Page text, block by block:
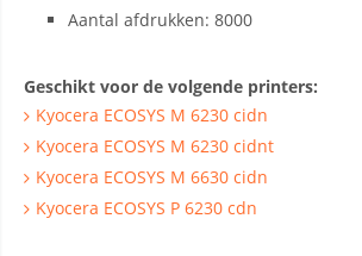
Aantal afdrukken: 8000
Geschikt voor de volgende printers:
Kyocera ECOSYS M 6230 cidn
Kyocera ECOSYS M 6230 cidnt
Kyocera ECOSYS M 6630 cidn
Kyocera ECOSYS P 6230 cdn